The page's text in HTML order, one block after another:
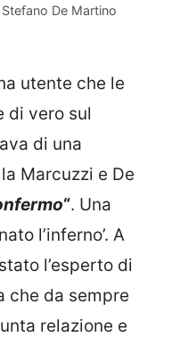
De Martino
utente che le
di vero sul
di una
Marcuzzi e De
“. Una
l’inferno’. A
l’esperto di
che da sempre
relazione e